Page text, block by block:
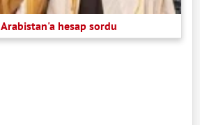
hesap sordu